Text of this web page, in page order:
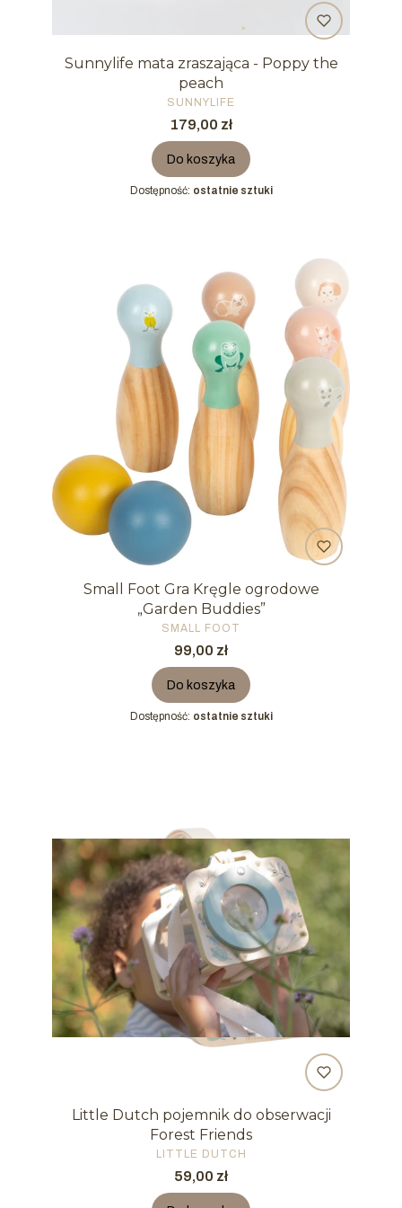
Sunnylife mata zraszająca - Poppy the
peach
PRODUCENT
SUNNYLIFE
Cena
179,00 zł
Do koszyka
Dostępność: ostatnie sztuki
Small Foot Gra Kręgle ogrodowe
„Garden Buddies”
PRODUCENT
SMALL FOOT
Cena
99,00 zł
Do koszyka
Dostępność: ostatnie sztuki
Little Dutch pojemnik do obserwacji
Forest Friends
PRODUCENT
LITTLE DUTCH
Cena
59,00 zł